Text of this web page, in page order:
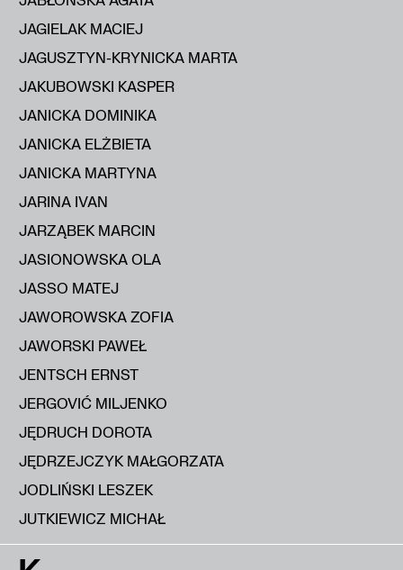
JAGIELAK MACIEJ
JAGUSZTYN-KRYNICKA MARTA
JAKUBOWSKI KASPER
JANICKA DOMINIKA
JANICKA ELŻBIETA
JANICKA MARTYNA
JARINA IVAN
JARZĄBEK MARCIN
JASIONOWSKA OLA
JASSO MATEJ
JAWOROWSKA ZOFIA
JAWORSKI PAWEŁ
JENTSCH ERNST
JERGOVIĆ MILJENKO
JĘDRUCH DOROTA
JĘDRZEJCZYK MAŁGORZATA
JODLIŃSKI LESZEK
JUTKIEWICZ MICHAŁ